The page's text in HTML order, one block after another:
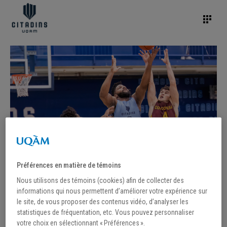
Préférences en matière de témoins
Nous utilisons des témoins (cookies) afin de collecter des
informations qui nous permettent d’améliorer votre expérience sur
le site, de vous proposer des contenus vidéo, d’analyser les
statistiques de fréquentation, etc. Vous pouvez personnaliser
votre choix en sélectionnant « Préférences ».